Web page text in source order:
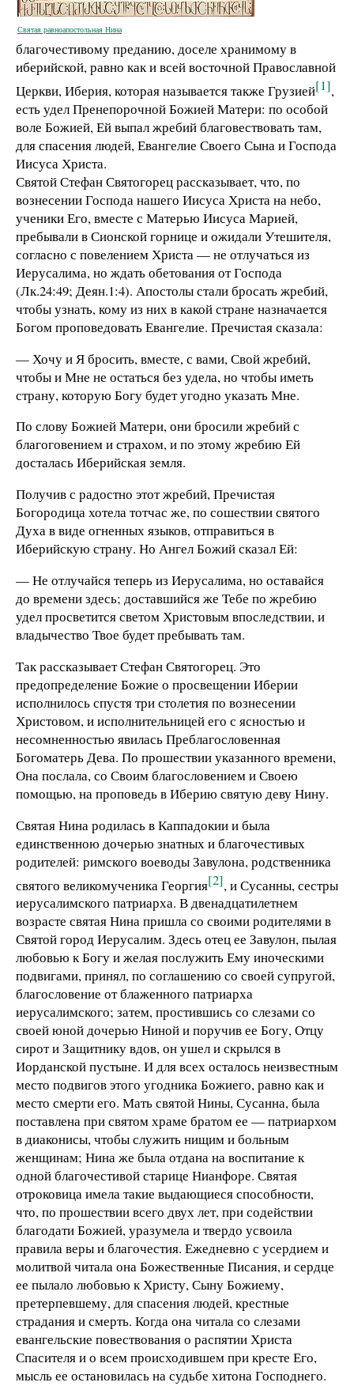
Святая равноапостольная Нина
благочестивому преданию, доселе хранимому в
иберийской, равно как и всей восточной Православной
Церкви, Иберия, которая называется также Грузией[1],
есть удел Пренепорочной Божией Матери: по особой
воле Божией, Ей выпал жребий благовествовать там,
для спасения людей, Евангелие Своего Сына и Господа
Иисуса Христа.
Святой Стефан Святогорец рассказывает, что, по
вознесении Господа нашего Иисуса Христа на небо,
ученики Его, вместе с Матерью Иисуса Марией,
пребывали в Сионской горнице и ожидали Утешителя,
согласно с повелением Христа — не отлучаться из
Иерусалима, но ждать обетования от Господа
(Лк.24:49; Деян.1:4). Апостолы стали бросать жребий,
чтобы узнать, кому из них в какой стране назначается
Богом проповедовать Евангелие. Пречистая сказала:
— Хочу и Я бросить, вместе, с вами, Свой жребий,
чтобы и Мне не остаться без удела, но чтобы иметь
страну, которую Богу будет угодно указать Мне.
По слову Божией Матери, они бросили жребий с
благоговением и страхом, и по этому жребию Ей
досталась Иберийская земля.
Получив с радостно этот жребий, Пречистая
Богородица хотела тотчас же, по сошествии святого
Духа в виде огненных языков, отправиться в
Иберийскую страну. Но Ангел Божий сказал Ей:
— Не отлучайся теперь из Иерусалима, но оставайся
до времени здесь; доставшийся же Тебе по жребию
удел просветится светом Христовым впоследствии, и
владычество Твое будет пребывать там.
Так рассказывает Стефан Святогорец. Это
предопределение Божие о просвещении Иберии
исполнилось спустя три столетия по вознесении
Христовом, и исполнительницей его с ясностью и
несомненностью явилась Преблагословенная
Богоматерь Дева. По прошествии указанного времени,
Она послала, со Своим благословением и Своею
помощью, на проповедь в Иберию святую деву Нину.
Святая Нина родилась в Каппадокии и была
единственною дочерью знатных и благочестивых
родителей: римского воеводы Завулона, родственника
святого великомученика Георгия[2], и Сусанны, сестры
иерусалимского патриарха. В двенадцатилетнем
возрасте святая Нина пришла со своими родителями в
Святой город Иерусалим. Здесь отец ее Завулон, пылая
любовью к Богу и желая послужить Ему иноческими
подвигами, принял, по соглашению со своей супругой,
благословение от блаженного патриарха
иерусалимского; затем, простившись со слезами со
своей юной дочерью Ниной и поручив ее Богу, Отцу
сирот и Защитнику вдов, он ушел и скрылся в
Иорданской пустыне. И для всех осталось неизвестным
место подвигов этого угодника Божиего, равно как и
место смерти его. Мать святой Нины, Сусанна, была
поставлена при святом храме братом ее — патриархом
в диаконисы, чтобы служить нищим и больным
женщинам; Нина же была отдана на воспитание к
одной благочестивой старице Нианфоре. Святая
отроковица имела такие выдающиеся способности,
что, по прошествии всего двух лет, при содействии
благодати Божией, уразумела и твердо усвоила
правила веры и благочестия. Ежедневно с усердием и
молитвой читала она Божественные Писания, и сердце
ее пылало любовью к Христу, Сыну Божиему,
претерпевшему, для спасения людей, крестные
страдания и смерть. Когда она читала со слезами
евангельские повествования о распятии Христа
Спасителя и о всем происходившем при кресте Его,
мысль ее остановилась на судьбе хитона Господнего.